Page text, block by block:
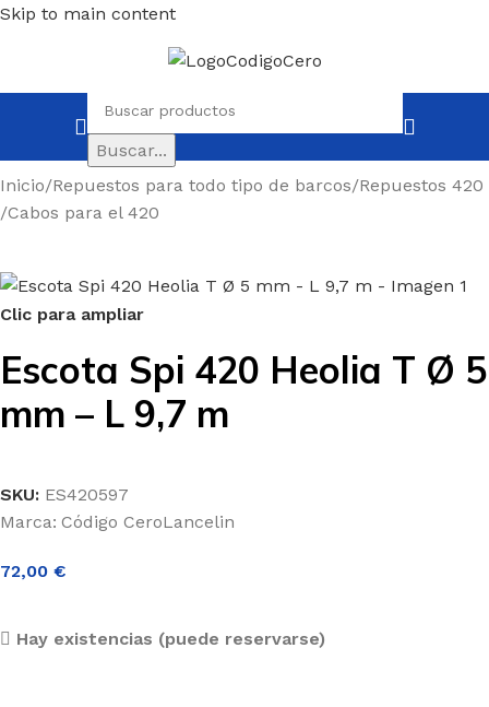
Skip to main content
Buscar...
Inicio/Repuestos para todo tipo de barcos/Repuestos 420
/Cabos para el 420
Clic para ampliar
Escota Spi 420 Heolia T Ø 5
mm – L 9,7 m
SKU: ES420597
Marca: Código CeroLancelin
72,00 €
Hay existencias (puede reservarse)